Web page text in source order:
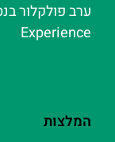
Experience
המלצות